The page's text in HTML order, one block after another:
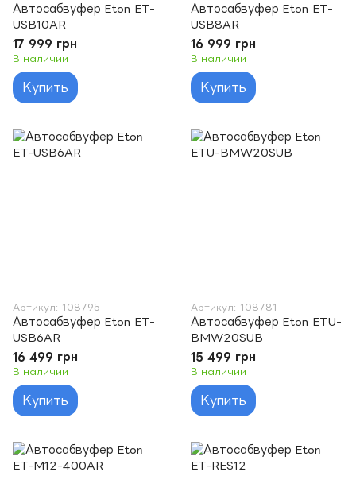
Автосабвуфер Eton ET-
USB10AR
17 999 грн
В наличии
Купить
Автосабвуфер Eton ET-
USB8AR
16 999 грн
В наличии
Купить
Артикул: 108795
Автосабвуфер Eton ET-
USB6AR
16 499 грн
В наличии
Купить
Артикул: 108781
Автосабвуфер Eton ETU-
BMW20SUB
15 499 грн
В наличии
Купить